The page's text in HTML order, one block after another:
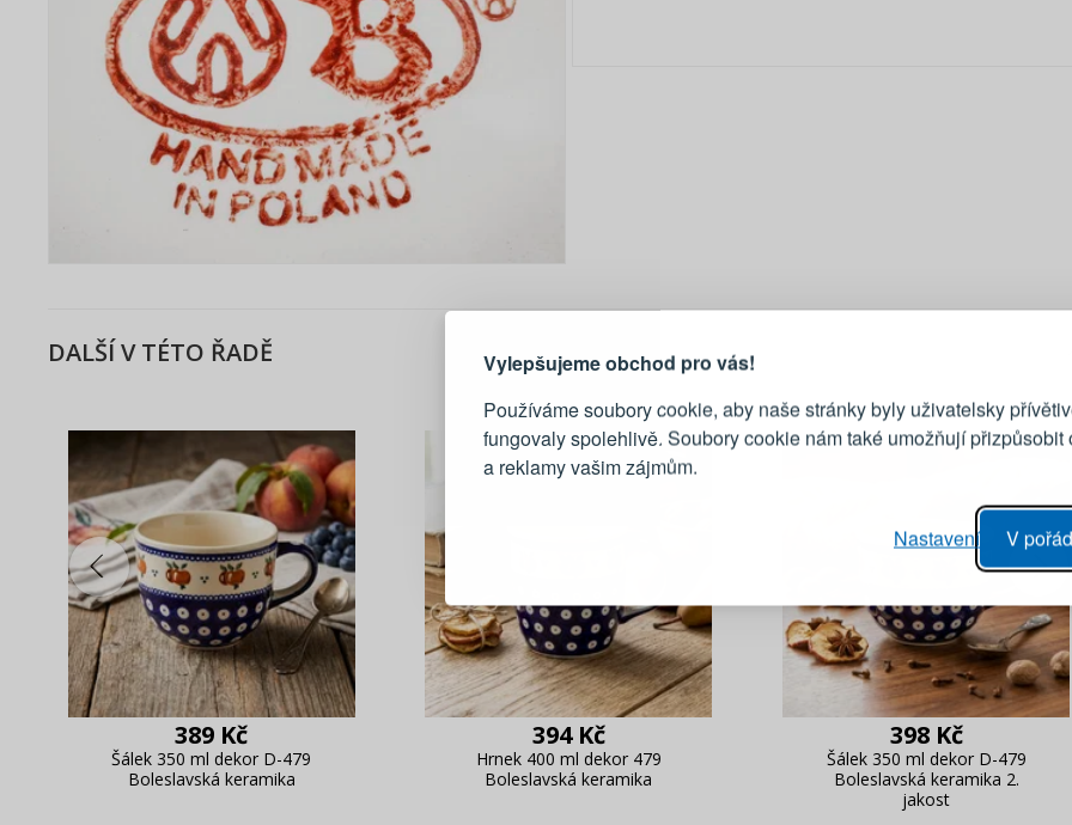
Vylepšujeme obchod pro vás!
Používáme soubory cookie, aby naše stránky byly uživatelsky
fungovaly spolehlivě. Soubory cookie nám také umožňují přizpůsobit
a reklamy vašim zájmům.
V
Nastavení
DALŠÍ V TÉTO ŘADĚ
389 Kč
Šálek 350 ml dekor D-479
Boleslavská keramika
394 Kč
Hrnek 400 ml dekor 479
Boleslavská keramika
398 Kč
Šálek 350 ml dekor D-479
Boleslavská keramika 2.
jakost
vytvořit účet
Živý náhled na změny v objednávce
Emailová adresa
PŘIHLÁSIT
Připomenutí